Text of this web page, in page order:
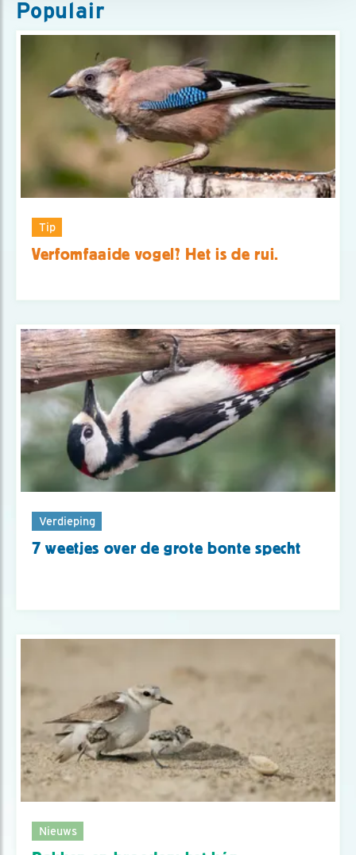
Populair
Tip
Verfomfaaide vogel? Het is de rui.
Verdieping
7 weetjes over de grote bonte specht
Nieuws